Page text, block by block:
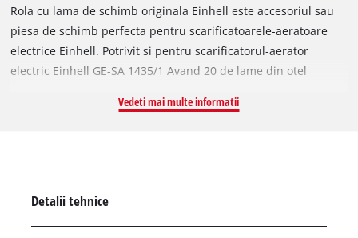
Rola cu lama de schimb originala Einhell este accesoriul sau
piesa de schimb perfecta pentru scarificatoarele-aeratoare
electrice Einhell. Potrivit si pentru scarificatorul-aerator
electric Einhell GE-SA 1435/1 Avand 20 de lame din otel
buruienile si muschiul chiar de la radacina, asigurand astfel
manusi in timpul acestei proceduri.
Vedeti mai multe informatii
Detalii tehnice